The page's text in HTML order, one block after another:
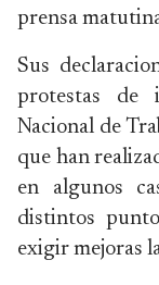
prensa
Sus
protestas de
Nacional de
que han
en algunos
distintos
exigir mejoras